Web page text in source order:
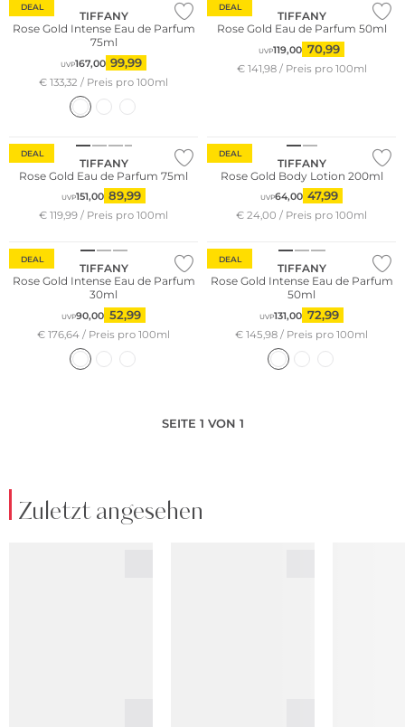
DEAL
TIFFANY
Rose Gold Intense Eau de Parfum
75ml
UVP167,00 99,99
€ 133,32 / Preis pro 100ml
DEAL
TIFFANY
Rose Gold Eau de Parfum 50ml
UVP119,00 70,99
€ 141,98 / Preis pro 100ml
DEAL
TIFFANY
Rose Gold Eau de Parfum 75ml
UVP151,00 89,99
€ 119,99 / Preis pro 100ml
DEAL
TIFFANY
Rose Gold Body Lotion 200ml
UVP64,00 47,99
€ 24,00 / Preis pro 100ml
DEAL
TIFFANY
Rose Gold Intense Eau de Parfum
30ml
UVP90,00 52,99
€ 176,64 / Preis pro 100ml
DEAL
TIFFANY
Rose Gold Intense Eau de Parfum
50ml
UVP131,00 72,99
€ 145,98 / Preis pro 100ml
SEITE 1 VON 1
Zuletzt angesehen